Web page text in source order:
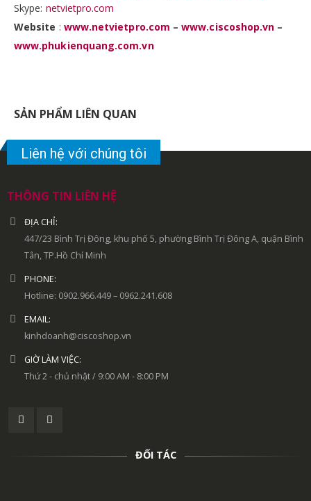
Skype: netvietpro.com
Website : www.netvietpro.com –www.ciscoshop.vn –
www.phukienquang.com.vn
SẢN PHẨM LIÊN QUAN
Liên hệ với chúng tôi
THÔNG TIN LIÊN HỆ
ĐỊA CHỈ:
447/23 Bình Trị Đông, khu phố 5, phường Bình Trị Đông A, quận Bình
Tân, TP.Hồ Chí Minh
PHONE:
Hotline: 0902.966.449 – 0962.241.608
EMAIL:
kinhdoanh@ciscoshop.vn
GIỜ LÀM VIỆC:
Thứ 2 - chủ nhật / 9:00 AM - 8:00 PM
ĐỐI TÁC